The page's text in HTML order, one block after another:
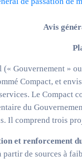
Avis
(« Gouvernement »
Compact, et
Le Compact
du
Il comprend trois
et renforcement
de sources à